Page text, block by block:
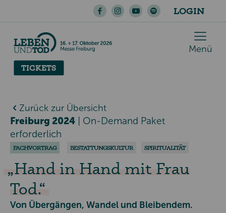
LOGIN
TICKETS
Menü
Zurück zur Übersicht
Freiburg 2024
On-Demand Paket
erforderlich
FACHVORTRAG BESTATTUNGSKULTUR SPIRITUALITÄT
Hand in Hand mit Frau
Tod.
Von Übergängen, Wandel und Bleibendem.